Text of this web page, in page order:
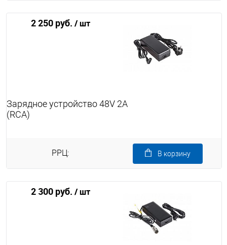
2 250 руб. / шт
Зарядное устройство 48V 2A
(RСА)
РРЦ:
2 300 руб. / шт
В корзину